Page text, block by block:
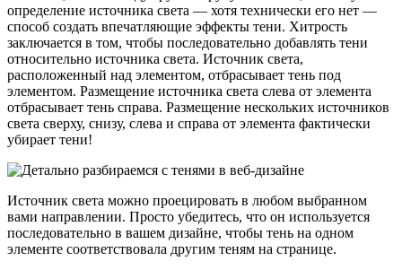
определение источника света — хотя технически его нет —
способ создать впечатляющие эффекты тени. Хитрость
заключается в том, чтобы последовательно добавлять тени
относительно источника света. Источник света,
расположенный над элементом, отбрасывает тень под
элементом. Размещение источника света слева от элемента
отбрасывает тень справа. Размещение нескольких источников
света сверху, снизу, слева и справа от элемента фактически
убирает тени!
Источник света можно проецировать в любом выбранном
вами направлении. Просто убедитесь, что он используется
последовательно в вашем дизайне, чтобы тень на одном
элементе соответствовала другим теням на странице.